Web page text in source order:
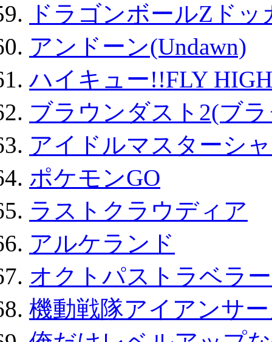
ドラゴンボールZド
アンドーン(Undawn)
ハイキュー!!FLY HIGH
ブラウンダスト2(ブ
アイドルマスターシ
ポケモンGO
ラストクラウディア
アルケランド
オクトパストラベラ
機動戦隊アイアンサ